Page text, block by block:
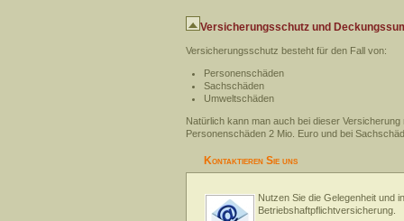
Versicherungsschutz und
Versicherungsschutz besteht für den Fall von:
Personenschäden
Sachschäden
Umweltschäden
Natürlich kann man auch bei dieser
Personenschäden 2 Mio. Euro und bei
Kontaktieren Sie uns
Nutzen Sie die Gelegenheit und
Betriebshaftpflichtversicherung.